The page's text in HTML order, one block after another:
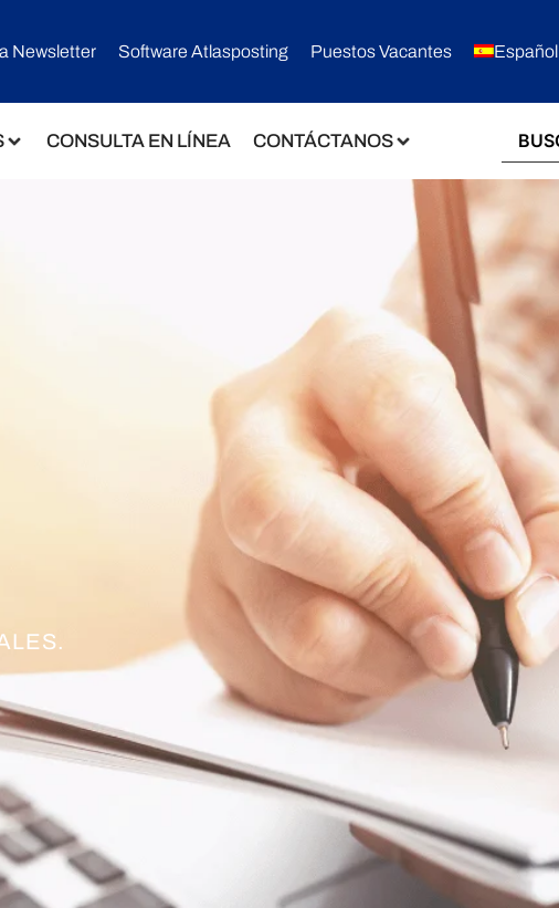
Newsletter Software Atlasposting Puestos Vacantes Español
CONSULTA EN LÍNEA CONTÁCTANOS